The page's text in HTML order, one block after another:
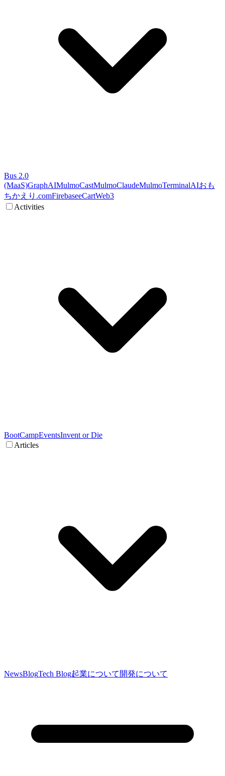
Bus 2.0
(MaaS)GraphAIMulmoCastMulmoClaudeMulmoTerminalAIおも
ちかえり.comFirebaseeCartWeb3
Activities
BootCampEventsInvent or Die
Articles
NewsBlogTech Blog起業について 開発について